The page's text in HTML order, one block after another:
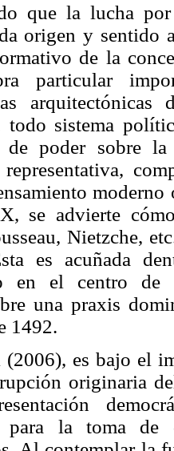
que la lucha
origen y sentido
de la
particular
todo sistema
de poder sobre
representativa,
se advierte
Nietzche,
es acuñada
en el centro de
una praxis
1492.
(2006), es bajo el
originaria
para la toma de